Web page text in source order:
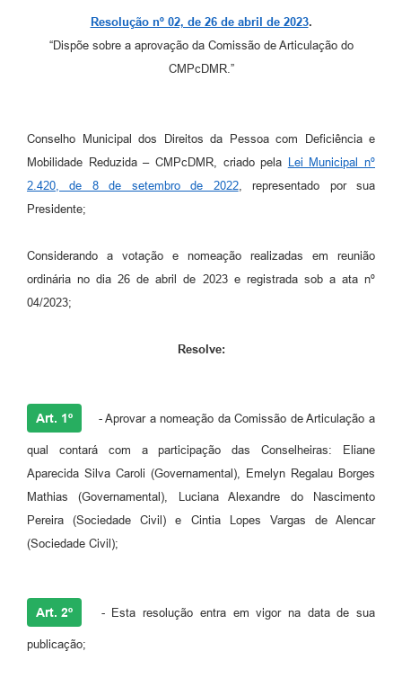
Audiências Públicas
Galeria de Vídeos
Secretarias
Contas Públicas
Links
Jornal
SIC
Resolução nº 02, de 26 de abril de 2023.
“Dispõe sobre a aprovação da Comissão de Articulação do
CMPcDMR.”
Conselho Municipal dos Direitos da Pessoa com Deficiência e
Mobilidade Reduzida – CMPcDMR, criado pela Lei Municipal nº
2.420, de 8 de setembro de 2022, representado por sua
Presidente;
Considerando a votação e nomeação realizadas em reunião
ordinária no dia 26 de abril de 2023 e registrada sob a ata nº
04/2023;
Resolve:
Art. 1º - Aprovar a nomeação da Comissão de Articulação a
qual contará com a participação das Conselheiras: Eliane
Aparecida Silva Caroli (Governamental), Emelyn Regalau Borges
Mathias (Governamental), Luciana Alexandre do Nascimento
Pereira (Sociedade Civil) e Cintia Lopes Vargas de Alencar
(Sociedade Civil);
Art. 2º - Esta resolução entra em vigor na data de sua
publicação;